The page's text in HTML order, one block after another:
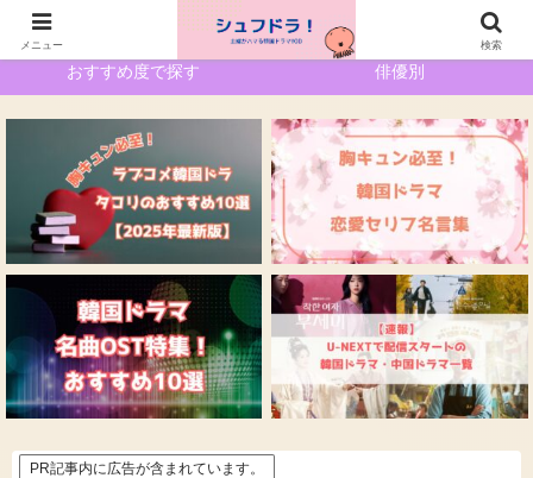
おすすめ度で探す 俳優別
PR記事内に広告が含まれています。
メニュー 検索